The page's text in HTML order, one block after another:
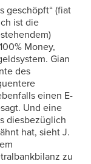
geschöpft“ (fiat
ist die
Money,
Gian
des
einen E-
Und eine
diesbezüglich
hat, sieht J.
zu